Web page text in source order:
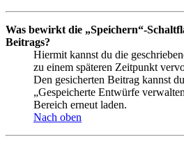
Was bewirkt die „Speichern“-
Beitrags?
Hiermit kannst du die
zu einem späteren Zeitpunkt
Den gesicherten Beitrag kannst
„Gespeicherte Entwürfe
Bereich erneut laden.
Nach oben